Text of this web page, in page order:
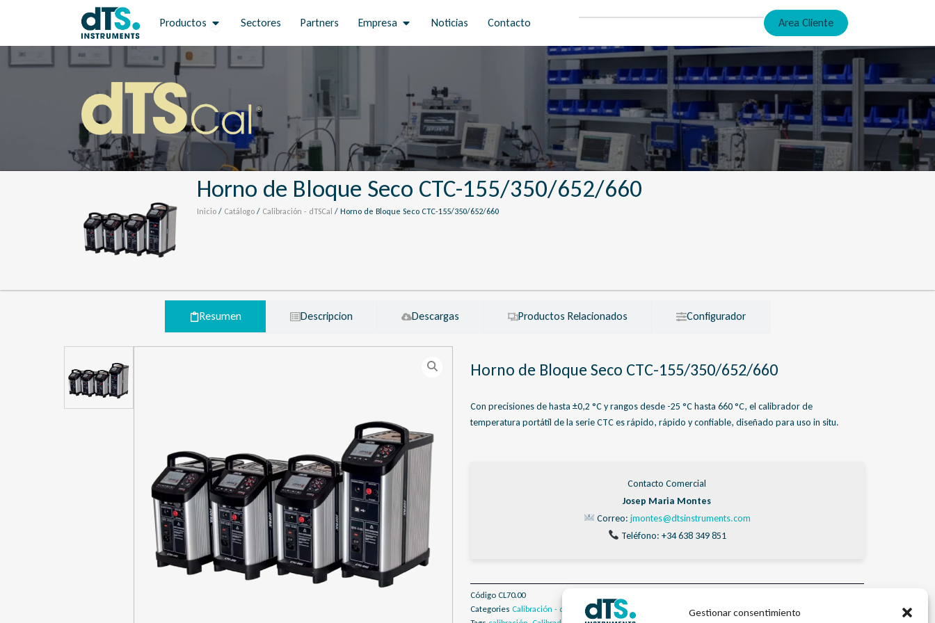
Gestionar consentimiento
Productos Open Productos
Sectores Partners Empresa Open Empresa
Noticias Contacto Area Cliente
Horno de Bloque Seco CTC-155/350/652/660
Inicio / Catálogo / Calibración - dTSCal / Horno de Bloque Seco CTC-155/350/652/660
Resumen Descripcion Descargas Productos Relacionados Configurador
Horno de Bloque Seco CTC-155/350/652/660
Con precisiones de hasta ±0,2 °C y rangos desde -25 °C hasta 660 °C, el calibrador de
temperatura portátil de la serie CTC es rápido, rápido y confiable, diseñado para uso in situ.
Contacto Comercial
Josep Maria Montes
Correo: jmontes@dtsinstruments.com
Teléfono: +34 638 349 851
Código CL70.00
Categories Calibración - dTSCal ,Calibradores de Temperatura